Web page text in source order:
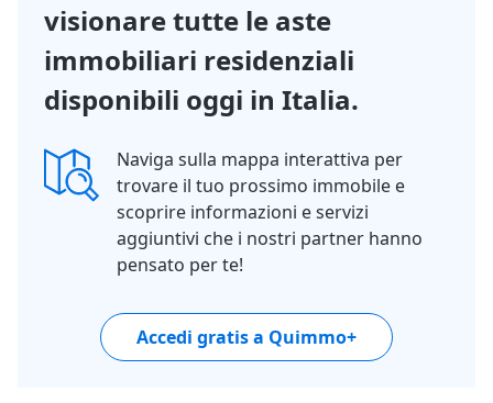
visionare tutte le aste
immobiliari residenziali
disponibili oggi in Italia.
Naviga sulla mappa interattiva per
trovare il tuo prossimo immobile e
scoprire informazioni e servizi
aggiuntivi che i nostri partner hanno
pensato per te!
Accedi gratis a Quimmo+